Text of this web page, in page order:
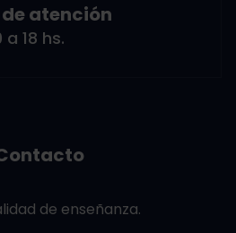
atención
a 18 hs.
de enseñanza.